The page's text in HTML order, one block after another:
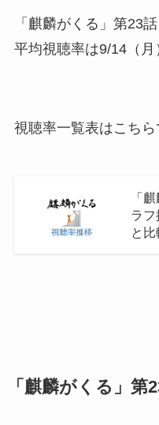
「麒麟がくる」第23
平均視聴率は9/14（月
視聴率一覧表はこちら
「
ラ
と比
「麒麟がくる」